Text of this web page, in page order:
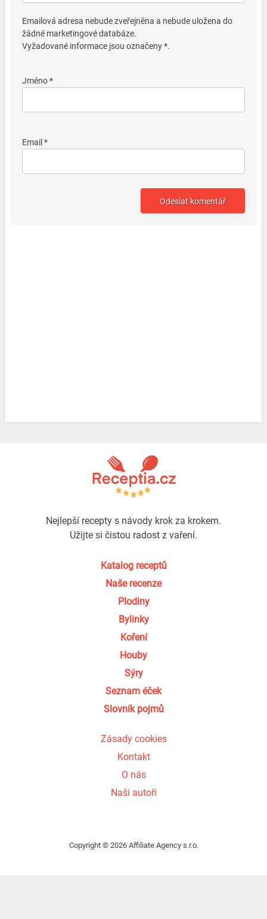
Emailová adresa nebude zveřejněna a nebude uložena do
žádné marketingové databáze.
Vyžadované informace jsou označeny *.
Jméno *
Email *
Nejlepší recepty s návody krok za krokem.
Užijte si čistou radost z vaření.
Katalog receptů
Naše recenze
Plodiny
Bylinky
Koření
Houby
Sýry
Seznam éček
Slovník pojmů
Zásady cookies
Kontakt
O nás
Naši autoři
Copyright © 2026 Affiliate Agency s.r.o.